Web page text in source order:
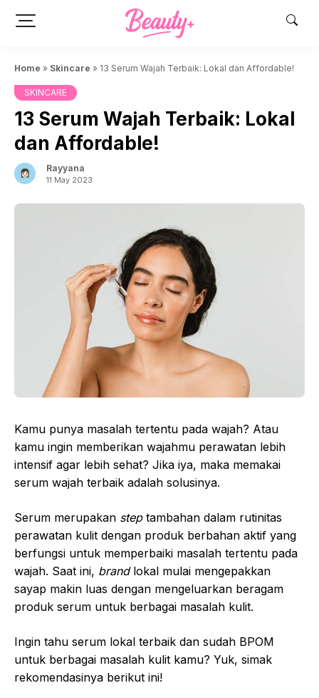
Home » Skincare » 13 Serum Wajah Terbaik: Lokal dan Affordable!
SKINCARE
13 Serum Wajah Terbaik: Lokal
dan Affordable!
Rayyana
11 May 2023
Kamu punya masalah tertentu pada wajah? Atau
kamu ingin memberikan wajahmu perawatan lebih
intensif agar lebih sehat? Jika iya, maka memakai
serum wajah terbaik adalah solusinya.
Serum merupakan step tambahan dalam rutinitas
perawatan kulit dengan produk berbahan aktif yang
berfungsi untuk memperbaiki masalah tertentu pada
wajah. Saat ini, brandlokal mulai mengepakkan
sayap makin luas dengan mengeluarkan beragam
produk serum untuk berbagai masalah kulit.
Ingin tahu serum lokal terbaik dan sudah BPOM
untuk berbagai masalah kulit kamu? Yuk, simak
rekomendasinya berikut ini!